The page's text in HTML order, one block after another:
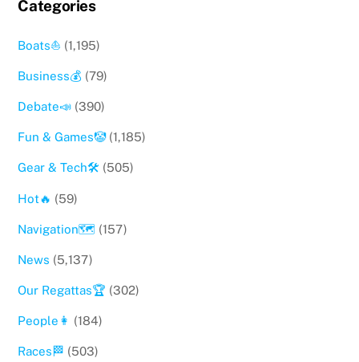
Categories
Boats⛵️ (1,195)
Business💰 (79)
Debate📣 (390)
Fun & Games🤡(1,185)
Gear & Tech🛠 (505)
Hot🔥 (59)
Navigation🗺 (157)
News (5,137)
Our Regattas🏆 (302)
People👩 (184)
Races🏁 (503)